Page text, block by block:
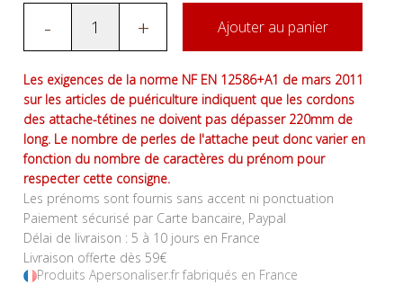
- + Ajouter au panier
Les exigences de la norme NF EN 12586+A1 de mars 2011
sur les articles de puériculture indiquent que les cordons
des attache-tétines ne doivent pas dépasser 220mm de
long. Le nombre de perles de l'attache peut donc varier en
fonction du nombre de caractères du prénom pour
respecter cette consigne.
Les prénoms sont fournis sans accent ni ponctuation
Paiement sécurisé par Carte bancaire, Paypal
Délai de livraison : 5 à 10 jours en France
Livraison offerte dès 59€
Produits Apersonaliser.fr fabriqués en France